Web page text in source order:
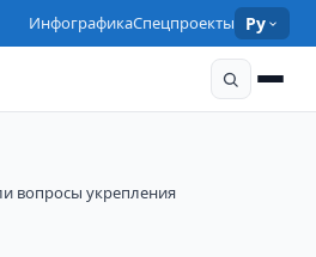
ИнфографикаСпецпроекты Ру
вопросы укрепления